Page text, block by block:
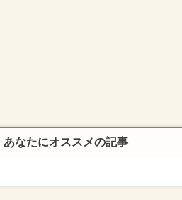
あなたにオススメの記事